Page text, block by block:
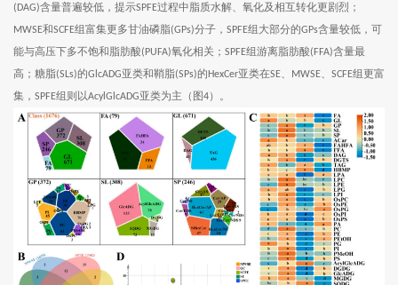
(DAG)含量普遍较低，提示SPFE过程中脂质水解、氧化及相互转化更剧烈；
MWSE和SCFE组富集更多甘油磷脂(GPs)分子， SPFE组大部分的GPs含量较低，可
能与高压下多不饱和脂肪酸(PUFA)氧化相关； SPFE组游离脂肪酸(FFA)含量最
高；糖脂(SLs)的GlcADG亚类和鞘脂(SPs)的 HexCer亚类在SE、 MWSE、 SCFE组更富
集， SPFE组则以AcylGlcADG亚类为主（图4）。